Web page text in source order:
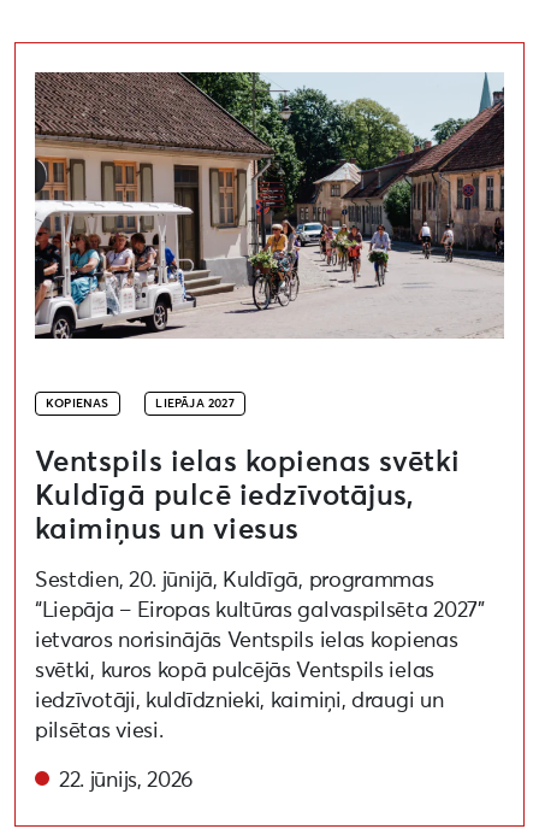
KOPIENAS LIEPĀJA 2027
Ventspils ielas kopienas svētki
Kuldīgā pulcē iedzīvotājus,
kaimiņus un viesus
Sestdien, 20. jūnijā, Kuldīgā, programmas
“Liepāja – Eiropas kultūras galvaspilsēta 2027”
ietvaros norisinājās Ventspils ielas kopienas
svētki, kuros kopā pulcējās Ventspils ielas
iedzīvotāji, kuldīdznieki, kaimiņi, draugi un
pilsētas viesi.
22. jūnijs, 2026